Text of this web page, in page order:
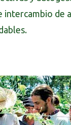
intercambio de